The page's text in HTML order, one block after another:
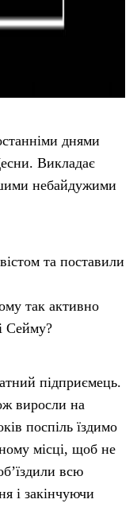
днями
Викладає
небайдужими
та поставили
так активно
Сейму?
підприємець.
виросли на
поспіль їздимо
місці, щоб не
всю
і закінчуючи